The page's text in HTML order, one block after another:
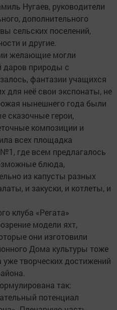
Нугаев, руководители
дополнительного
сельских поселений,
и другие.
желающие могли
даров природы с
фантазии учащихся
для неё свои экспонаты, не
нынешнего года были
сказочные герои,
композиции и
всех площадка
где всем предлагалось
блюда,
из капусты разных
и закуски, и котлеты, и
клуба «Регата»
модели яхт,
они изготовили
Дома культуры тоже
творческих достижений
так:
потенциал